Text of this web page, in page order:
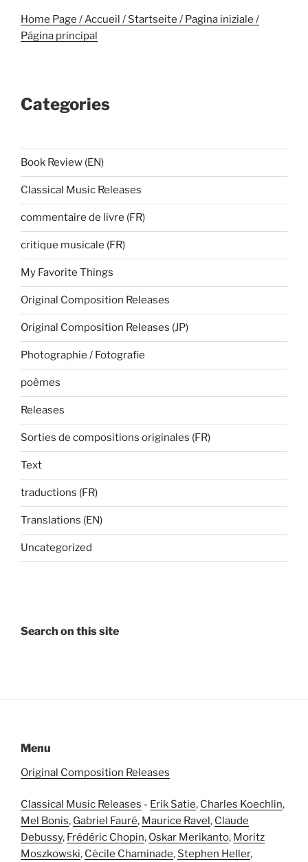
Home Page / Accueil / Startseite / Pagina iniziale /
Página principal
Categories
Book Review (EN)
Classical Music Releases
commentaire de livre (FR)
critique musicale (FR)
My Favorite Things
Original Composition Releases
Original Composition Releases (JP)
Photographie / Fotografie
poèmes
Releases
Sorties de compositions originales (FR)
Text
traductions (FR)
Translations (EN)
Uncategorized
Search on this site
Menu
Original Composition Releases
Classical Music Releases - Erik Satie, Charles Koechlin,
Mel Bonis, Gabriel Fauré, Maurice Ravel, Claude
Debussy, Frédéric Chopin, Oskar Merikanto, Moritz
Moszkowski, Cécile Chaminade, Stephen Heller,